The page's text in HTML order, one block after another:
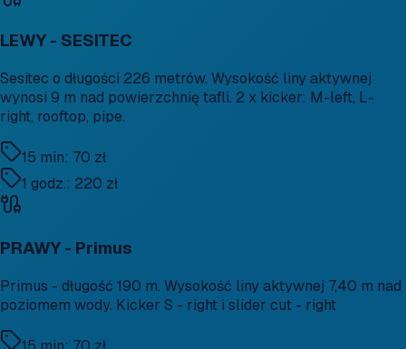
LEWY - SESITEC
Sesitec o długości 226 metrów. Wysokość liny aktywnej
wynosi 9 m nad powierzchnię tafli. 2 x kicker: M-left, L-
right, rooftop, pipe.
15 min: 70 zł
1 godz.: 220 zł
PRAWY - Primus
Primus - długość 190 m. Wysokość liny aktywnej 7,40 m nad
poziomem wody. Kicker S - right i slider cut - right